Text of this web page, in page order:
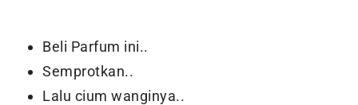
Beli Parfum ini..
Semprotkan..
Lalu cium wanginya..